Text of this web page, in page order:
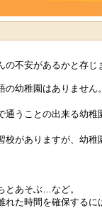
不安があるかと存じ
幼稚園はありません
うことの出来る幼稚
校がありますが、幼稚
とあそぶ…など。
れた時間を確保するに